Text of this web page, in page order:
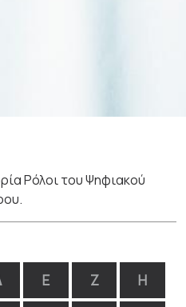
Ρόλοι του Ψηφιακού
Ε Ζ Η